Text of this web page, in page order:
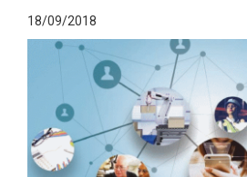
18/09/2018